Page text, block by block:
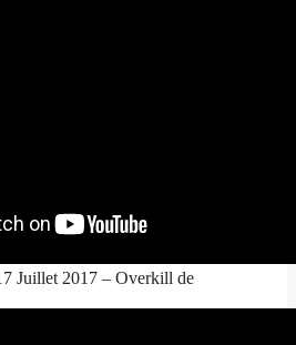
Juillet 2017 – Overkill de